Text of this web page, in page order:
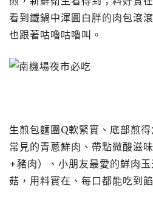
看到鐵鍋中渾圓白胖的肉包滾
也跟著咕嚕咕嚕叫。
生煎包麵團Q軟緊實、底部煎
常見的青蔥鮮肉、帶點微酸滋
+豬肉）、小朋友最愛的鮮肉
菇，用料實在、每口都能吃到餡